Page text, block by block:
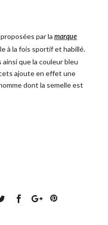
par la marque
à la fois sportif et habillé.
que la couleur bleu
ajoute en effet une
dont la semelle est